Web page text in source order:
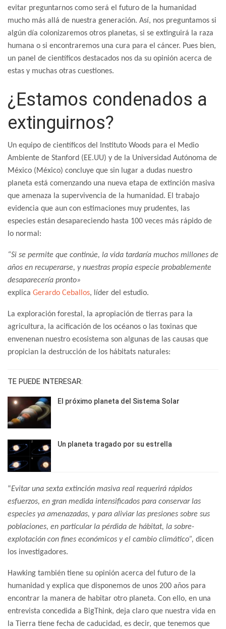
evitar preguntarnos como será el futuro de la humanidad
mucho más allá de nuestra generación. Así, nos preguntamos si
algún día colonizaremos otros planetas, si se extinguirá la raza
humana o si encontraremos una cura para el cáncer. Pues bien,
un panel de científicos destacados nos da su opinión acerca de
estas y muchas otras cuestiones.
¿Estamos condenados a
extinguirnos?
Un equipo de científicos del Instituto Woods para el Medio
Ambiente de Stanford (EE.UU) y de la Universidad Autónoma de
México (México) concluye que sin lugar a dudas nuestro
planeta está comenzando una nueva etapa de extinción masiva
que amenaza la supervivencia de la humanidad. El trabajo
evidencia que aun con estimaciones muy prudentes, las
especies están desapareciendo hasta 100 veces más rápido de
lo normal:
“Si se permite que continúe, la vida tardaría muchos millones de
años en recuperarse, y nuestras propia especie probablemente
desaparecería pronto»
explica Gerardo Ceballos, líder del estudio.
La exploración forestal, la apropiación de tierras para la
agricultura, la acificación de los océanos o las toxinas que
envenenan nuestro ecosistema son algunas de las causas que
propician la destrucción de los hábitats naturales:
TE PUEDE INTERESAR:
El próximo planeta del Sistema Solar
Un planeta tragado por su estrella
“Evitar una sexta extinción masiva real requerirá rápidos
esfuerzos, en gran medida intensificados para conservar las
especies ya amenazadas, y para aliviar las presiones sobre sus
poblaciones, en particular la pérdida de hábitat, la sobre-
explotación con fines económicos y el cambio climático”, dicen
los investigadores.
Hawking también tiene su opinión acerca del futuro de la
humanidad y explica que disponemos de unos 200 años para
encontrar la manera de habitar otro planeta. Con ello, en una
entrevista concedida a BigThink, deja claro que nuestra vida en
la Tierra tiene fecha de caducidad, es decir, que tenemos que